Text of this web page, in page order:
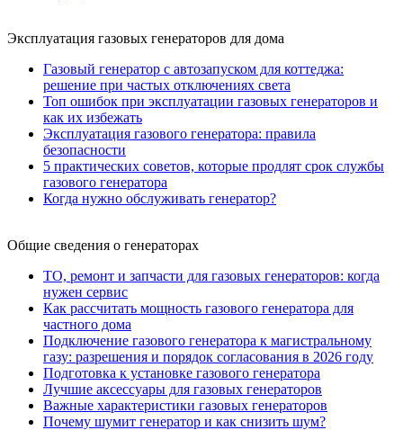
Эксплуатация газовых генераторов для дома
Газовый генератор с автозапуском для коттеджа:
решение при частых отключениях света
Топ ошибок при эксплуатации газовых генераторов и
как их избежать
Эксплуатация газового генератора: правила
безопасности
5 практических советов, которые продлят срок службы
газового генератора
Когда нужно обслуживать генератор?
Общие сведения о генераторах
ТО, ремонт и запчасти для газовых генераторов: когда
нужен сервис
Как рассчитать мощность газового генератора для
частного дома
Подключение газового генератора к магистральному
газу: разрешения и порядок согласования в 2026 году
Подготовка к установке газового генератора
Лучшие аксессуары для газовых генераторов
Важные характеристики газовых генераторов
Почему шумит генератор и как снизить шум?